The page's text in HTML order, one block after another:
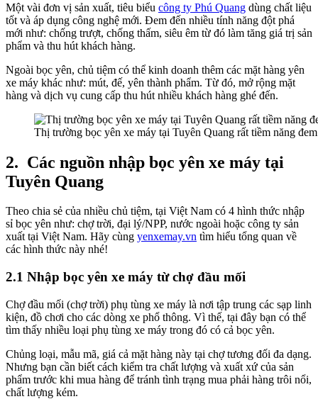
Một vài đơn vị sản xuất, tiêu biểu công ty Phú Quang dùng chất liệu
tốt và áp dụng công nghệ mới. Đem đến nhiều tính năng đột phá
mới như: chống trượt, chống thấm, siêu êm từ đó làm tăng giá trị sản
phẩm và thu hút khách hàng.
Ngoài bọc yên, chủ tiệm có thể kinh doanh thêm các mặt hàng yên
xe máy khác như: mút, đế, yên thành phẩm. Từ đó, mở rộng mặt
hàng và dịch vụ cung cấp thu hút nhiều khách hàng ghé đến.
Thị trường bọc yên xe máy tại Tuyên Quang rất tiềm năng
2. Các nguồn nhập bọc yên xe máy tại
Tuyên Quang
Theo chia sẻ của nhiều chủ tiệm, tại Việt Nam có 4 hình thức nhập
sỉ bọc yên như: chợ trời, đại lý/NPP, nước ngoài hoặc công ty sản
xuất tại Việt Nam. Hãy cùng yenxemay.vn tìm hiểu tổng quan về
các hình thức này nhé!
2.1 Nhập bọc yên xe máy từ chợ đầu mối
Chợ đầu mối (chợ trời) phụ tùng xe máy là nơi tập trung các sạp linh
kiện, đồ chơi cho các dòng xe phổ thông. Vì thế, tại đây bạn có thể
tìm thấy nhiều loại phụ tùng xe máy trong đó có cả bọc yên.
Chủng loại, mẫu mã, giá cả mặt hàng này tại chợ tương đối đa dạng.
Nhưng bạn cần biết cách kiểm tra chất lượng và xuất xứ của sản
phẩm trước khi mua hàng để tránh tình trạng mua phải hàng trôi nổi,
chất lượng kém.